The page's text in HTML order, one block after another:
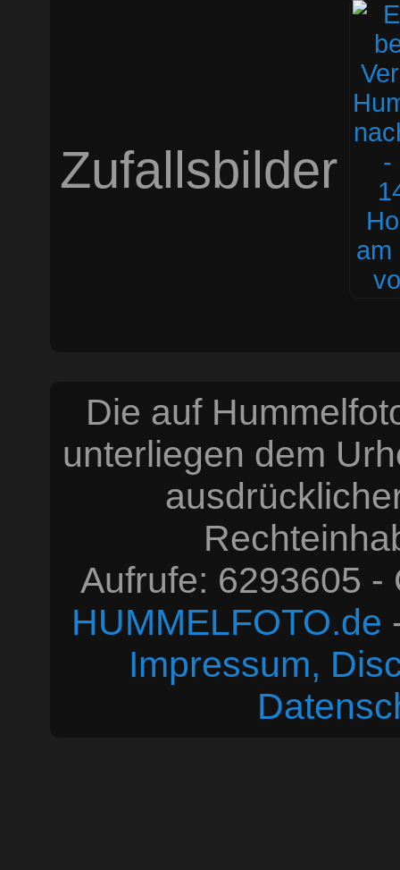
Zufallsbilder
Die auf
unterliegen dem
Aufrufe: 6293605
HUMMELFOTO.de
Impressum,